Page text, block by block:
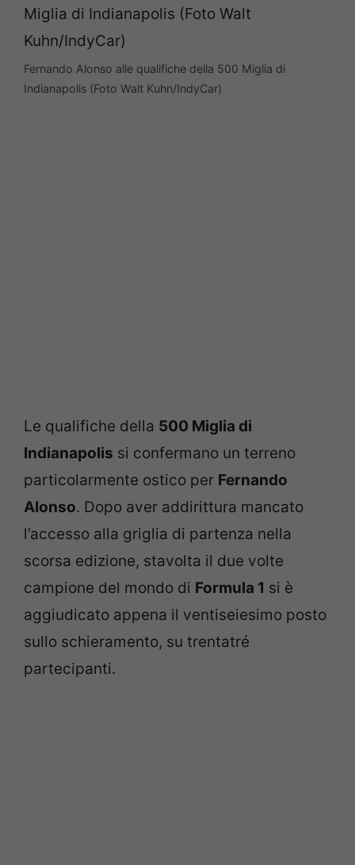
Fernando Alonso alle qualifiche della 500 Miglia di
Indianapolis (Foto Walt Kuhn/IndyCar)
Le qualifiche della 500 Miglia di
Indianapolis si confermano un terreno
particolarmente ostico per Fernando
Alonso. Dopo aver addirittura mancato
l’accesso alla griglia di partenza nella
scorsa edizione, stavolta il due volte
campione del mondo di Formula 1 si è
aggiudicato appena il ventiseiesimo posto
sullo schieramento, su trentatré
partecipanti.